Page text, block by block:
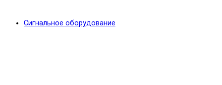
Сигнальное оборудование